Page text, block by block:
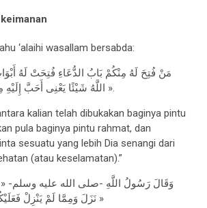
‘alaihi wasallam bersabda:
مَنْ فُتِحَ لَهُ مِنْكُمْ بَابُ الدُّعَاءِ فُتِحَتْ لَهُ
اللَّهُ شَيْئًا يَعْنِى أَحَبَّ إِلَيْهِ مِنْ أَنْ يُسْأَلَ الْعَافِيَةَ ».
kalian telah dibukakan baginya pintu
pula baginya pintu rahmat, dan
sesuatu yang lebih Dia senangi dari
(atau keselamatan).”
وَقَالَ رَسُولُ اللَّهِ -صلى الله عليه وسلم- «
نَزَلَ وَمِمَّا لَمْ يَنْزِلْ فَعَلَيْكُمْ عِبَادَ اللَّهِ بِالدُّعَاءِ »